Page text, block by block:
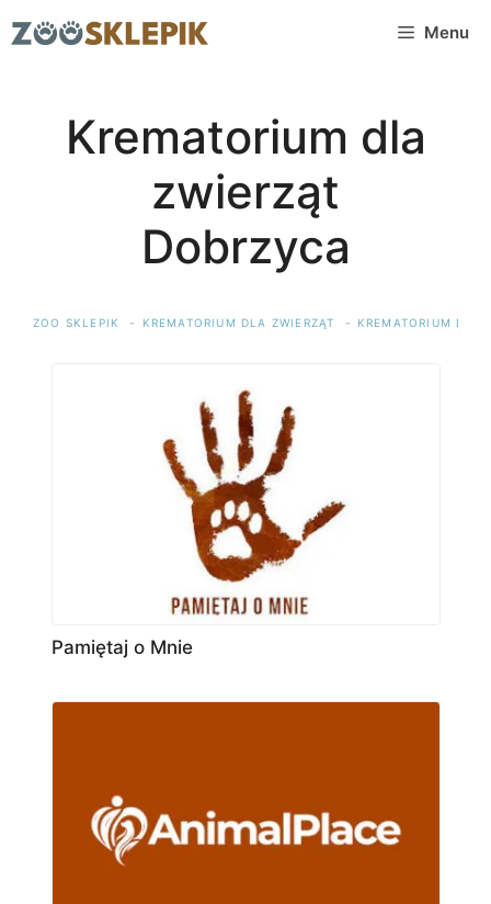
do
Menu
Krematorium dla
zwierząt
Dobrzyca
ZOO SKLEPIK KREMATORIUM DLA ZWIERZĄT KREMATORIUM DLA
Pamiętaj o Mnie